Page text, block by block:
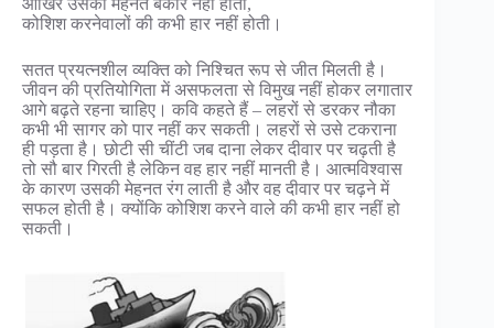
आखिर उसकी मेहनत बेकार नहीं होती,
कोशिश करनेवालों की कभी हार नहीं होती।
सतत प्रयत्नशील व्यक्ति को निश्चित रूप से जीत मिलती है।
जीवन की प्रतियोगिता में असफलता से विमुख नहीं होकर लगातार
आगे बढ़ते रहना चाहिए। कवि कहते हैं – लहरों से डरकर नौका
कभी भी सागर को पार नहीं कर सकती। लहरों से उसे टकराना
ही पड़ता है। छोटी सी चींटी जब दाना लेकर दीवार पर चढ़ती है
तो सौ बार गिरती है लेकिन वह हार नहीं मानती है। आत्मविश्वास
के कारण उसकी मेहनत रंग लाती है और वह दीवार पर चढ़ने में
सफल होती है। क्योंकि कोशिश करने वाले की कभी हार नहीं हो
सकती।